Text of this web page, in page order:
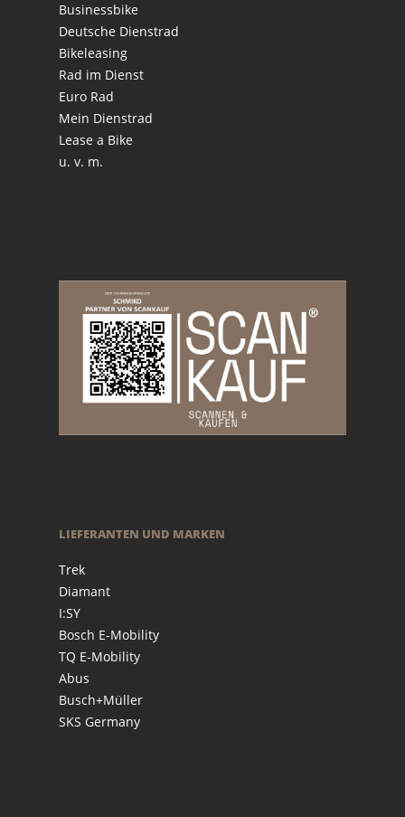
Businessbike
Deutsche Dienstrad
Bikeleasing
Rad im Dienst
Euro Rad
Mein Dienstrad
Lease a Bike
u. v. m.
LIEFERANTEN UND MARKEN
Trek
Diamant
I:SY
Bosch E-Mobility
TQ E-Mobility
Abus
Busch+Müller
SKS Germany